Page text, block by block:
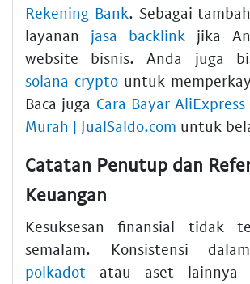
Rekening Bank. Sebagai
layanan jasa backlink jika
website bisnis. Anda juga
solana crypto untuk
Baca juga Cara Bayar
Murah | JualSaldo.com untuk
Catatan Penutup dan
Keuangan
Kesuksesan finansial tidak
semalam. Konsistensi
polkadot atau aset lainnya